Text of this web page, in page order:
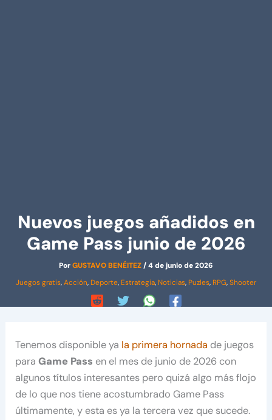
Nuevos juegos añadidos en
Game Pass junio de 2026
PorGUSTAVO BENÉITEZ/4 de junio de 2026
Juegos gratis,Acción, Deporte, Estrategia, Noticias, Puzles, RPG,Shooter
Tenemos disponible ya la primera hornada de juegos
paraGame Pass en el mes de junio de 2026 con
algunos títulos interesantes pero quizá algo más flojo
de lo que nos tiene acostumbrado Game Pass
últimamente, y esta es ya la tercera vez que sucede.